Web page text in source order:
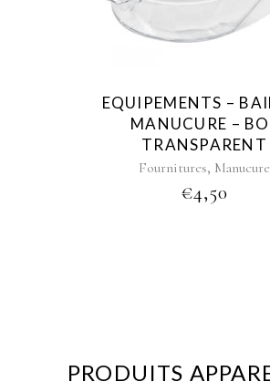
EQUIPEMENTS –
MANUCURE –
TRANSPARENT
Fournitures, Manucure
€4,50
PRODUITS